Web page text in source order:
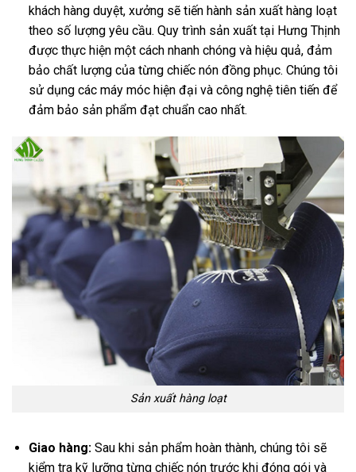
khách hàng duyệt, xưởng sẽ tiến hành sản xuất hàng loạt
theo số lượng yêu cầu. Quy trình sản xuất tại Hưng Thịnh
được thực hiện một cách nhanh chóng và hiệu quả, đảm
bảo chất lượng của từng chiếc nón đồng phục. Chúng tôi
sử dụng các máy móc hiện đại và công nghệ tiên tiến để
đảm bảo sản phẩm đạt chuẩn cao nhất.
Sản xuất hàng loạt
Giao hàng:Sau khi sản phẩm hoàn thành, chúng tôi sẽ
kiểm tra kỹ lưỡng từng chiếc nón trước khi đóng gói và